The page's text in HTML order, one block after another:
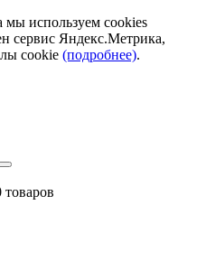
мы используем cookies
сервис Яндекс.Метрика,
cookie (подробнее).
товаров